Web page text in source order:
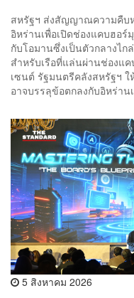
สหรัฐฯ ส่งสัญญาณความคืบ
อิหร่านเพื่อเปิดช่องแคบฮอร์
กับโอมานซึ่งเป็นตัวกลางไก
สำหรับเรือที่แล่นผ่านช่องแ
เซนต์ รัฐมนตรีคลังสหรัฐฯ
อาจบรรลุข้อตกลงกับอิหร่าน
5 สิงหาคม 2026